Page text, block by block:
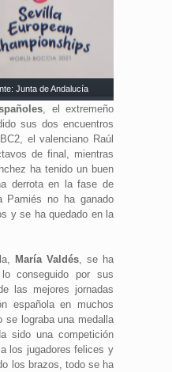
Junta de Andalucía
, el extremeño
sus dos encuentros
el valenciano Raúl
de final, mientras
ha tenido un buen
derrota en la fase de
Pamiés no ha ganado
y se ha quedado en la
María Valdés, se ha
conseguido por sus
las mejores jornadas
española en muchos
se lograba una medalla
sido una competición
los jugadores felices y
los brazos, todo se ha